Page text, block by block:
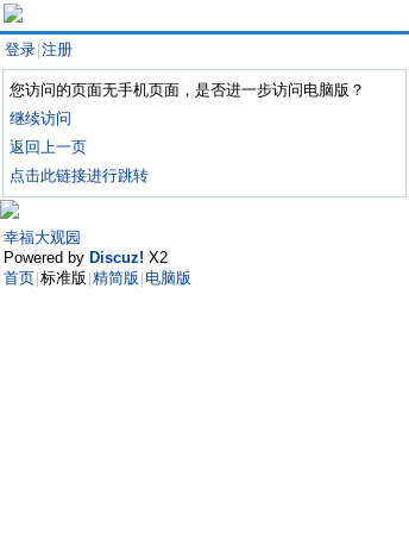
登录 注册
您访问的页面无手机页面，是否进一步访问电脑版？
继续访问
返回上一页
点击此链接进行跳转
幸福大观园
Powered by Discuz! X2
首页 标准版 精简版 电脑版